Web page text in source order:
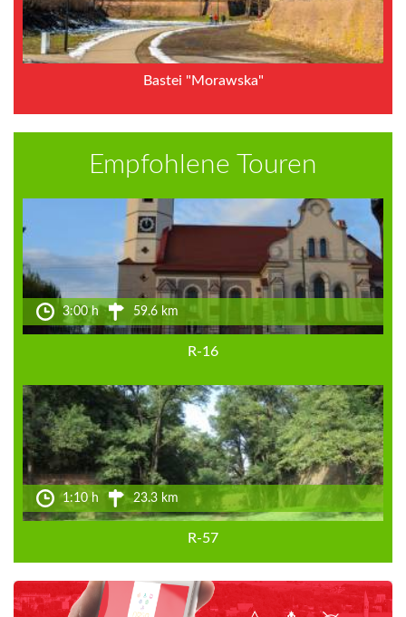
Bastei "Morawska"
Empfohlene Touren
3:00 h 59.6 km
R-16
1:10 h 23.3 km
R-57